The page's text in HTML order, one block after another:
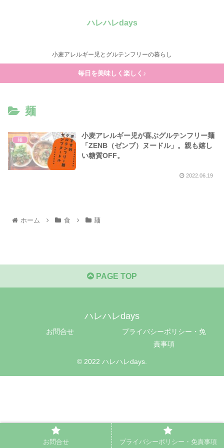
ハレハレdays
小麦アレルギー児とグルテンフリーの暮らし
毎日を美味しく楽しく♪
麺
麺
小麦アレルギー児が喜ぶグルテンフリー麺
「ZENB（ゼンブ）ヌードル」。親も嬉し
い糖質OFF。
2022.06.19
ホーム 食 麺
PAGE TOP
ハレハレdays
お問合せ
プライバシーポリシー・免
責事項
© 2022 ハレハレdays.
お問合せ プライバシーポリシー・免責事項